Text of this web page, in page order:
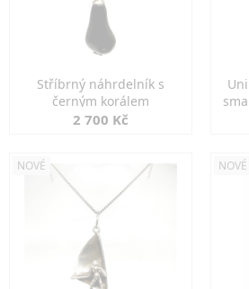
Stříbrný náhrdelník s
černým korálem
2 700 Kč
NOVÉ NOVÉ